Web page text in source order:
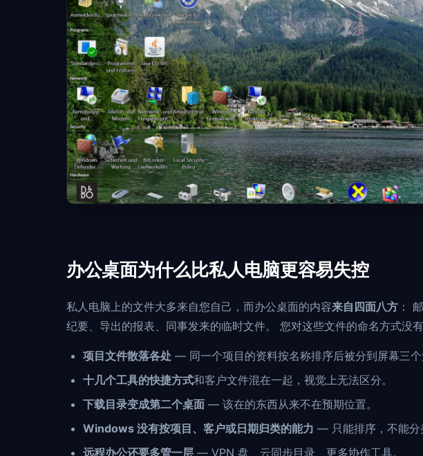
办公桌面为什么比私人电脑更容易失控
私人电脑上的文件大多来自您自己，而办公桌面的内容来自四面八方 ：
纪要、导出的报表、同事发来的临时文件。 您对这些文件的命名方式没
项目文件散落各处 — 同一个项目的资料按名称排序后被分到屏幕三个
十几个工具的快捷方式和客户文件混在一起，视觉上无法区分。
下载目录变成第二个桌面 — 该在的东西从来不在预期位置。
Windows 没有按项目、客户或日期归类的能力 — 只能排序，不能分
远程办公还要多管一层 — VPN 盘、云同步目录、更多协作工具。